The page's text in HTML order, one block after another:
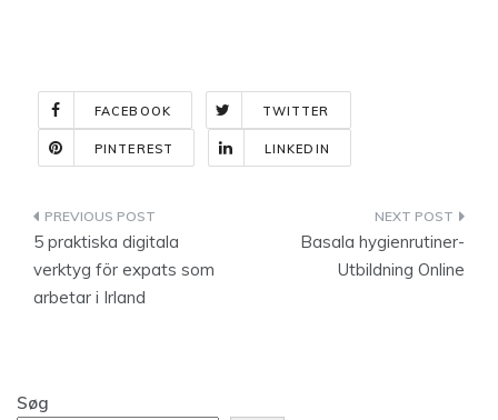
FACEBOOK TWITTER
PINTEREST LINKEDIN
Indlægsnavigation
5 praktiska digitala
verktyg för expats som
arbetar i Irland
Basala hygienrutiner-
Utbildning Online
Søg